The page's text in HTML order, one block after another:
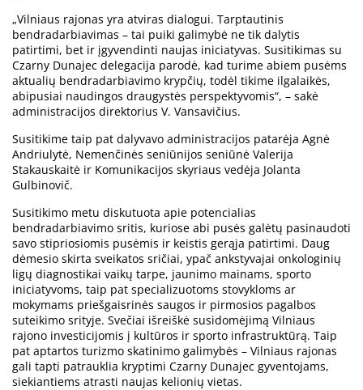
„Vilniaus rajonas yra atviras dialogui. Tarptautinis
bendradarbiavimas – tai puiki galimybė ne tik dalytis
patirtimi, bet ir įgyvendinti naujas iniciatyvas. Susitikimas su
Czarny Dunajec delegacija parodė, kad turime abiem pusėms
aktualių bendradarbiavimo krypčių, todėl tikime ilgalaikės,
abipusiai naudingos draugystės perspektyvomis“, – sakė
administracijos direktorius V. Vansavičius.
Susitikime taip pat dalyvavo administracijos patarėja Agnė
Andriulytė, Nemenčinės seniūnijos seniūnė Valerija
Stakauskaitė ir Komunikacijos skyriaus vedėja Jolanta
Gulbinovič.
Susitikimo metu diskutuota apie potencialias
bendradarbiavimo sritis, kuriose abi pusės galėtų pasinaudoti
savo stipriosiomis pusėmis ir keistis gerąja patirtimi. Daug
dėmesio skirta sveikatos sričiai, ypač ankstyvajai onkologinių
ligų diagnostikai vaikų tarpe, jaunimo mainams, sporto
iniciatyvoms, taip pat specializuotoms stovykloms ar
mokymams priešgaisrinės saugos ir pirmosios pagalbos
suteikimo srityje. Svečiai išreiškė susidomėjimą Vilniaus
rajono investicijomis į kultūros ir sporto infrastruktūrą. Taip
pat aptartos turizmo skatinimo galimybės – Vilniaus rajonas
gali tapti patrauklia kryptimi Czarny Dunajec gyventojams,
siekiantiems atrasti naujas kelionių vietas.